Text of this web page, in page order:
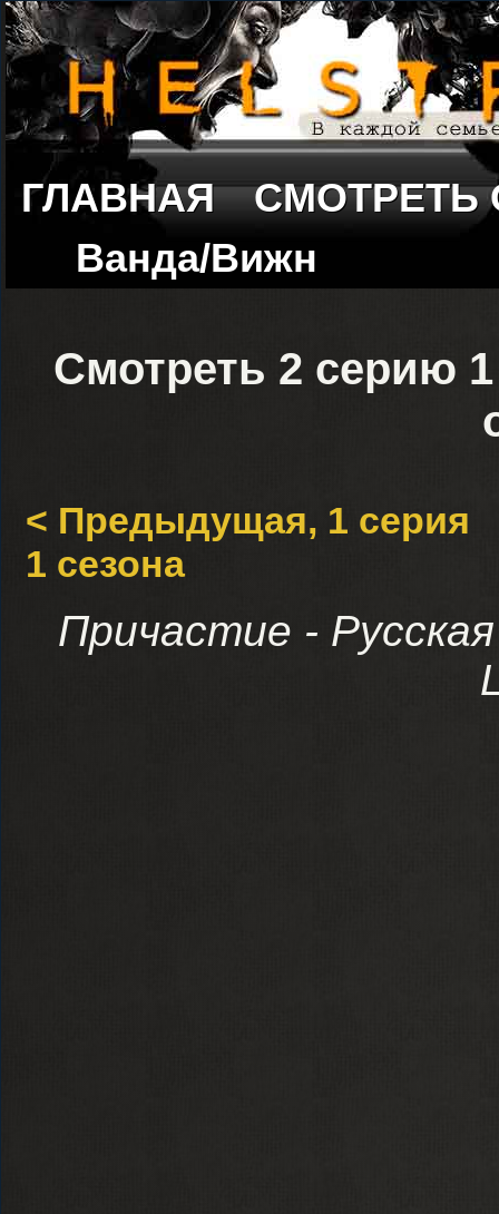
ГЛАВНАЯ
СМОТРЕТЬ
Ванда/Вижн
Смотреть 2 серию
< Предыдущая, 1 серия
1 сезона
Причастие -